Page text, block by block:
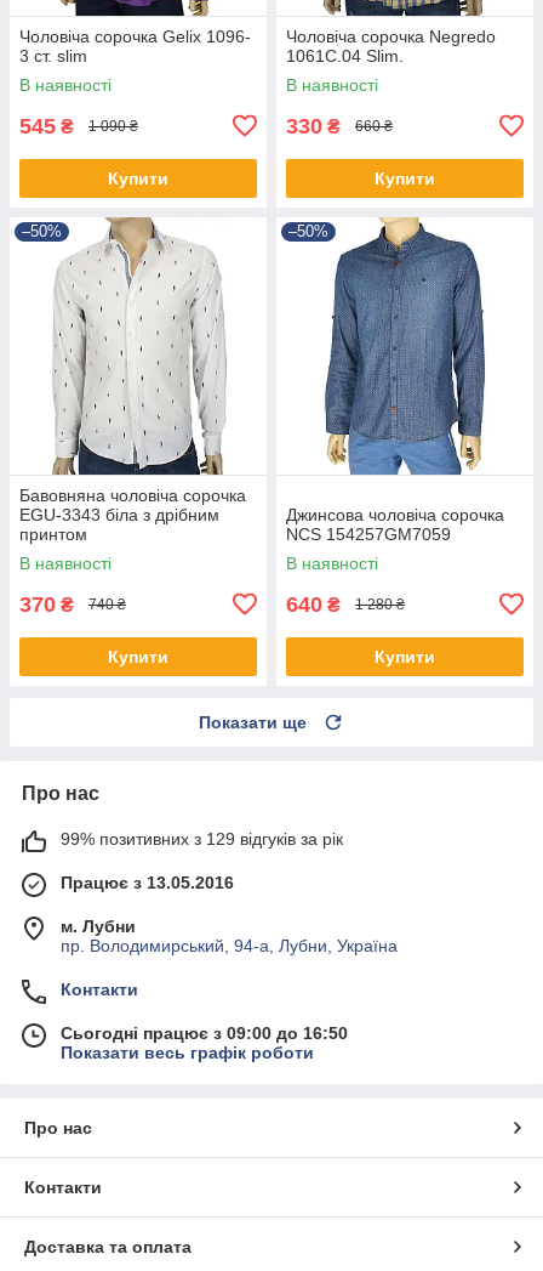
Чоловіча сорочка Gelix 1096-
3 ст. slim
В наявності
545 ₴ 1 090 ₴
Купити
Чоловіча сорочка Negredo
1061С.04 Slim.
В наявності
330 ₴ 660 ₴
Купити
–50%
Бавовняна чоловіча сорочка
EGU-3343 біла з дрібним
принтом
В наявності
370 ₴ 740 ₴
Купити
–50%
Джинсова чоловіча сорочка
NCS 154257GM7059
В наявності
640 ₴ 1 280 ₴
Купити
Показати ще
Про нас
99% позитивних з 129 відгуків за рік
Працює з 13.05.2016
м. Лубни
пр. Володимирський, 94-а, Лубни, Україна
Контакти
Сьогодні працює з 09:00 до 16:50
Показати весь графік роботи
Про нас
Контакти
Доставка та оплата